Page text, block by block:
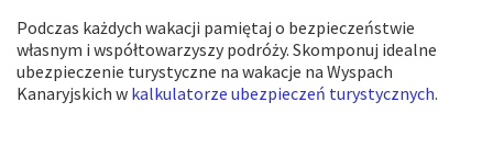
Podczas każdych wakacji pamiętaj o bezpieczeństwie
własnym i współtowarzyszy podróży. Skomponuj idealne
ubezpieczenie turystyczne na wakacje na Wyspach
Kanaryjskich w kalkulatorze ubezpieczeń turystycznych.